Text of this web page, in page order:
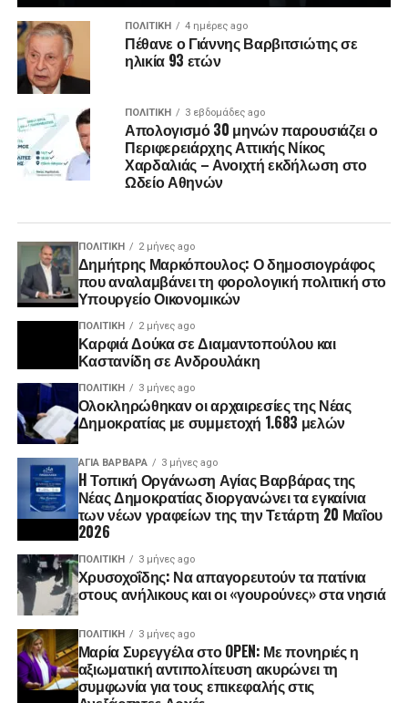
ΠΟΛΙΤΙΚΉ 4 ημέρες ago
Πέθανε ο Γιάννης Βαρβιτσιώτης σε
ηλικία 93 ετών
ΠΟΛΙΤΙΚΉ 3 εβδομάδες ago
Απολογισμό 30 μηνών παρουσιάζει ο
Περιφερειάρχης Αττικής Νίκος
Χαρδαλιάς – Ανοιχτή εκδήλωση στο
Ωδείο Αθηνών
ΠΟΛΙΤΙΚΉ 2 μήνες ago
Δημήτρης Μαρκόπουλος: Ο δημοσιογράφος
που αναλαμβάνει τη φορολογική πολιτική στο
Υπουργείο Οικονομικών
ΠΟΛΙΤΙΚΉ 2 μήνες ago
Καρφιά Δούκα σε Διαμαντοπούλου και
Καστανίδη σε Ανδρουλάκη
ΠΟΛΙΤΙΚΉ 3 μήνες ago
Ολοκληρώθηκαν οι αρχαιρεσίες της Νέας
Δημοκρατίας με συμμετοχή 1.683 μελών
ΑΓΙΑ ΒΑΡΒΑΡΑ 3 μήνες ago
H Τοπική Οργάνωση Αγίας Βαρβάρας της
Νέας Δημοκρατίας διοργανώνει τα εγκαίνια
των νέων γραφείων της την Τετάρτη 20 Μαΐου
2026
ΠΟΛΙΤΙΚΉ 3 μήνες ago
Χρυσοχοΐδης: Να απαγορευτούν τα πατίνια
στους ανήλικους και οι «γουρούνες» στα νησιά
ΠΟΛΙΤΙΚΉ 3 μήνες ago
Μαρία Συρεγγέλα στο OPEN: Με πονηριές η
αξιωματική αντιπολίτευση ακυρώνει τη
συμφωνία για τους επικεφαλής στις